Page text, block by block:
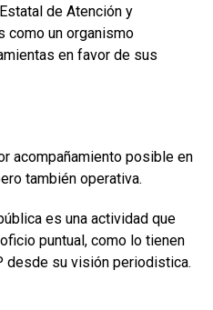
de Atención y
como un organismo
en favor de sus
acompañamiento posible en
también operativa.
es una actividad que
puntual, como lo tienen
desde su visión periodistica.